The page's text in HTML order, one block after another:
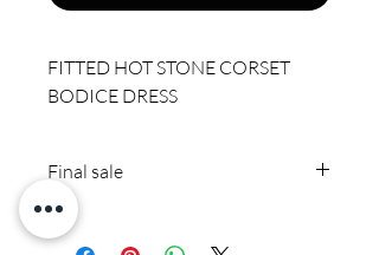
FITTED HOT STONE CORSET
BODICE DRESS
Final sale
Final sale